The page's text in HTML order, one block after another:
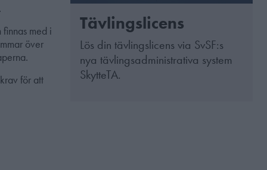
med i
över
för att
Tävlingslicens
Lös din tävlingslicens via SvSF:s
nya tävlingsadministrativa system
SkytteTA.